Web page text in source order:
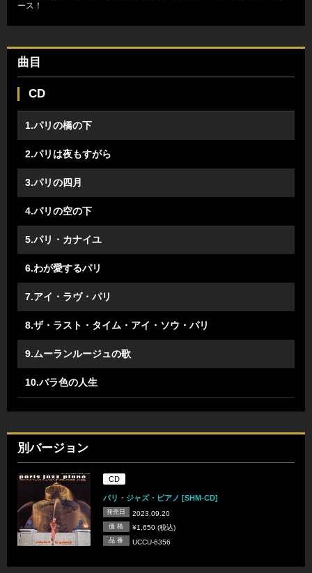
ース！
曲目
CD
1.パリの橋の下
2.パリは夜もすがら
3.パリの四月
4.パリの空の下
5.パリ・カナイユ
6.わが愛するパリ
7.アイ・ラヴ・パリ
8.ザ・ラスト・タイム・アイ・ソウ・パリ
9.ムーランルージュの歌
10.バラ色の人生
別バージョン
CD
パリ・ジャズ・ピアノ [SHM-CD]
発売日 2023.09.20
価 格 ¥1,650 (税込)
品 番 UCCU-6356